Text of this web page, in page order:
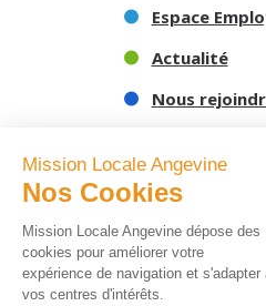
Espace
Actualité
Nous
Mission Locale Angevine
Nos Cookies
Mission Locale Angevine dépose des
cookies pour améliorer votre
expérience de navigation et s'adapter
vos centres d'intérêts.